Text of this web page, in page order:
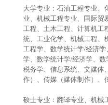
大学专业：石油工程专业、
业、机械工程专业、国际贸
工程、土木工程、计算机工
统、工业化学、机械工程、
工程学、数学统计学/经济
学、数学统计学/经济学、
税务学、信息系统、文媒体
作）、传媒（媒体制作）、
硕士专业：翻译专业、机械